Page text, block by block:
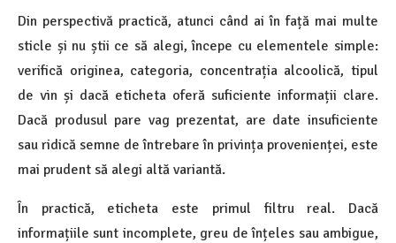
Din perspectivă practică, atunci când ai în față mai multe
sticle și nu știi ce să alegi, începe cu elementele simple:
verifică originea, categoria, concentrația alcoolică, tipul
de vin și dacă eticheta oferă suficiente informații clare.
Dacă produsul pare vag prezentat, are date insuficiente
sau ridică semne de întrebare în privința provenienței, este
mai prudent să alegi altă variantă.
În practică, eticheta este primul filtru real. Dacă
informațiile sunt incomplete, greu de înțeles sau ambigue,